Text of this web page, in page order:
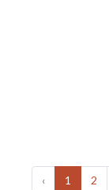
‹ 1 2